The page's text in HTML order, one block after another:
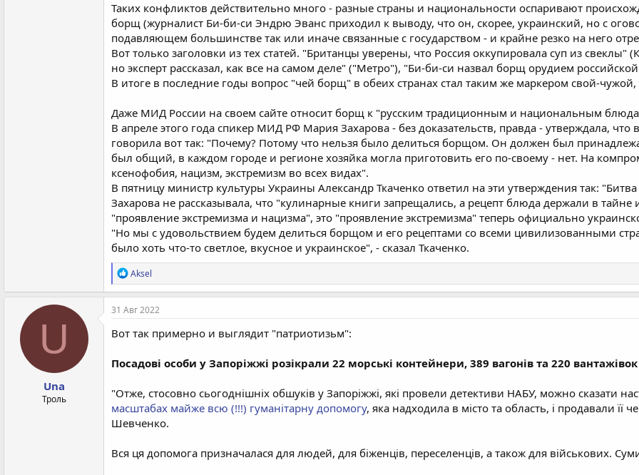
Таких конфликтов действительно много - разные страны и национальности оспаривают
борщ (журналист Би-би-си Эндрю Эванс приходил к выводу, что он, скорее, украинский, но с
подавляющем большинстве так или иначе связанные с государством - и крайне резко на него
Вот только заголовки из тех статей. "Британцы уверены, что Россия оккупировала суп из
но эксперт рассказал, как все на самом деле" ("Метро"), "Би-би-си назвал борщ орудием
В итоге в последние годы вопрос "чей борщ" в обеих странах стал таким же маркером свой-
Даже МИД России на своем сайте относит борщ к "русским традиционным и национальным
В апреле этого года спикер МИД РФ Мария Захарова - без доказательств, правда - утверждала,
говорила вот так: "Почему? Потому что нельзя было делиться борщом. Он должен был
был общий, в каждом городе и регионе хозяйка могла приготовить его по-своему - нет. На
ксенофобия, нацизм, экстремизм во всех видах".
В пятницу министр культуры Украины Александр Ткаченко ответил на эти утверждения так:
Захарова не рассказывала, что "кулинарные книги запрещались, а рецепт блюда держали в
"проявление экстремизма и нацизма", это "проявление экстремизма" теперь официально
"Но мы с удовольствием будем делиться борщом и его рецептами со всеми цивилизованными
было хоть что-то светлое, вкусное и украинское", - сказал Ткаченко.
Р
е
а
к
и
и
Aksel
U
Una
Троль
31 Авг 2022
Вот так примерно и выглядит "патриотизьм":
Посадові особи у Запоріжжі розікрали 22 морські контейнери, 389 вагонів та 220
"Отже, стосовно сьогоднішніх обшуків у Запоріжжі, які провели детективи НАБУ, можно сказати
масштабах майже всю (!!!) гуманітарну допомогу, яка надходила в місто та область, і продавали її
Шевченко.
Вся ця допомога призначалася для людей, для біженців, переселенців, а також для військових.